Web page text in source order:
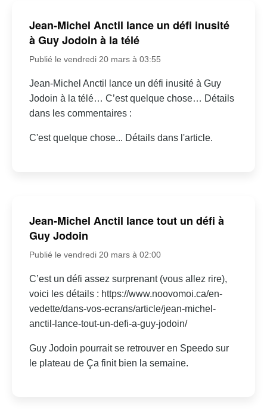
Jean-Michel Anctil lance un défi inusité
à Guy Jodoin à la télé
Publié le vendredi 20 mars à 03:55
Jean-Michel Anctil lance un défi inusité à Guy
Jodoin à la télé… C’est quelque chose… Détails
dans les commentaires :
C'est quelque chose... Détails dans l'article.
Jean-Michel Anctil lance tout un défi à
Guy Jodoin
Publié le vendredi 20 mars à 02:00
C’est un défi assez surprenant (vous allez rire),
voici les détails : https://www.noovomoi.ca/en-
vedette/dans-vos-ecrans/article/jean-michel-
anctil-lance-tout-un-defi-a-guy-jodoin/
Guy Jodoin pourrait se retrouver en Speedo sur
le plateau de Ça finit bien la semaine.